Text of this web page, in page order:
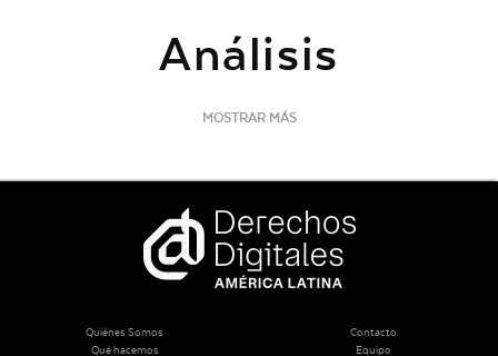
Análisis
MOSTRAR MÁS
Quiénes Somos
Qué hacemos
Contacto
Equipo